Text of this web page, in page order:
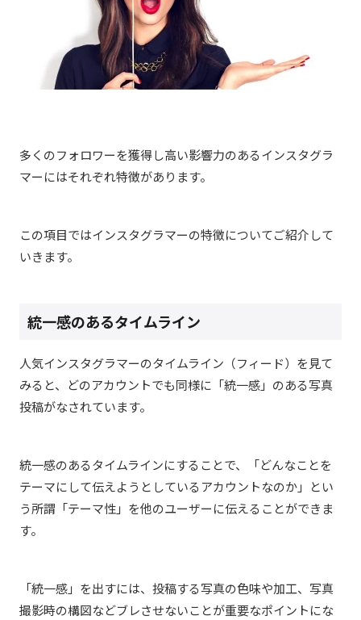
多くのフォロワーを獲得し高い影響力のあるインスタグラ
マーにはそれぞれ特徴があります。
この項目ではインスタグラマーの特徴についてご紹介して
いきます。
統一感のあるタイムライン
人気インスタグラマーのタイムライン（フィード）を見て
みると、どのアカウントでも同様に「統一感」のある写真
投稿がなされています。
統一感のあるタイムラインにすることで、「どんなことを
テーマにして伝えようとしているアカウントなのか」とい
う所謂「テーマ性」を他のユーザーに伝えることができま
す。
「統一感」を出すには、投稿する写真の色味や加工、写真
撮影時の構図などブレさせないことが重要なポイントにな